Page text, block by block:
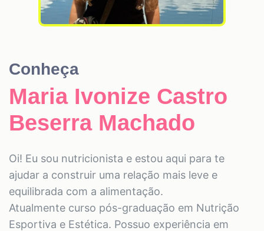
Conheça
Maria Ivonize Castro
Beserra Machado
Oi! Eu sou nutricionista e estou aqui para te
ajudar a construir uma relação mais leve e
equilibrada com a alimentação.
Atualmente curso pós-graduação em Nutrição
Esportiva e Estética. Possuo experiência em